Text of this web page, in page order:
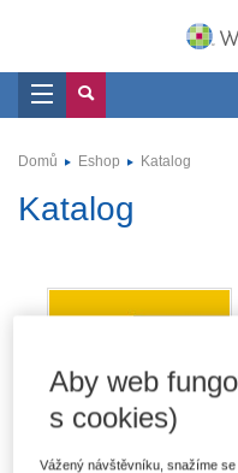
Domů Eshop Katalog
Katalog
Aby web
s cookies)
Vážený návštěvníku, snažíme